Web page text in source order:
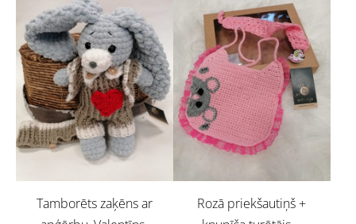
Tamborēts zaķēns ar
Rozā priekšautiņš +